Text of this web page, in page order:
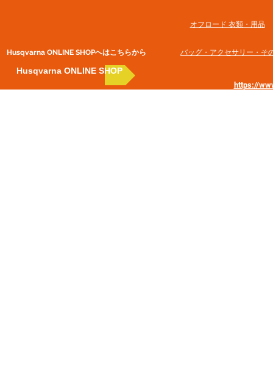
Husqvarna ONLINE SHOP​へはこちらから
Husqvarna ONLINE SHOP
オフロード 衣類・用品
バッグ・アクセサリー・そ
https://